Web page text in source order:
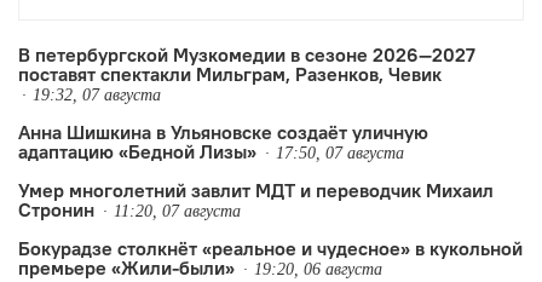
№ 8 Глазунова. Вечер пройдёт в
рамках цикла «Филармония от
”Сотворения мира”». О том, почему
это…
В петербургской Музкомедии в сезоне 2026—2027
поставят спектакли Мильграм, Разенков, Чевик
19:32, 07 августа
Анна Шишкина в Ульяновске создаëт уличную
адаптацию «Бедной Лизы»
17:50, 07 августа
Умер многолетний завлит МДТ и переводчик Михаил
Стронин
11:20, 07 августа
Бокурадзе столкнëт «реальное и чудесное» в кукольной
премьере «Жили-были»
19:20, 06 августа